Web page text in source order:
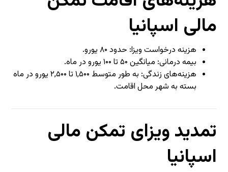
مالی اسپانیا
هزینه درخواست ویزا: حدود ۸۰ یورو.
بیمه درمانی: میانگین ۵۰ تا ۱۰۰ یورو در ماه.
هزینه‌های زندگی: به طور متوسط ۱,۵۰۰ تا ۲,۵۰۰ یورو در ماه
بسته به شهر محل اقامت.
تمدید ویزای تمکن مالی
اسپانیا